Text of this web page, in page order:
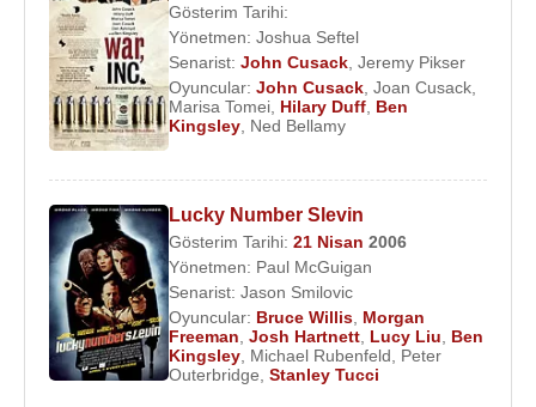
Gösterim Tarihi:
Yönetmen: Joshua Seftel
Senarist: John Cusack Jeremy Pikser
Oyuncular: John Cusack Joan Cusack
Marisa Tomei Hilary Duff Ben
Kingsley Ned Bellamy
Lucky Number Slevin
Gösterim Tarihi: 21 Nisan 2006
Yönetmen: Paul McGuigan
Senarist: Jason Smilovic
Oyuncular: Bruce Willis Morgan
Freeman Josh Hartnett Lucy Liu
Ben
Kingsley Michael Rubenfeld
Peter
Outerbridge Stanley Tucci